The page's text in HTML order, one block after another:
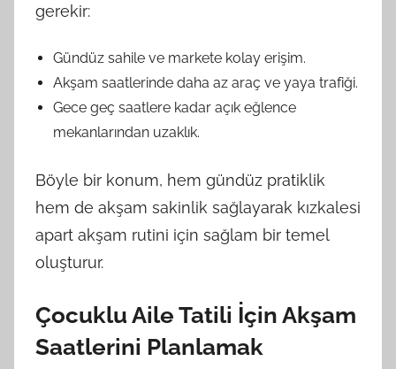
gerekir:
Gündüz sahile ve markete kolay erişim.
Akşam saatlerinde daha az araç ve yaya trafiği.
Gece geç saatlere kadar açık eğlence
mekanlarından uzaklık.
Böyle bir konum, hem gündüz pratiklik
hem de akşam sakinlik sağlayarak kızkalesi
apart akşam rutini için sağlam bir temel
oluşturur.
Çocuklu Aile Tatili İçin Akşam
Saatlerini Planlamak